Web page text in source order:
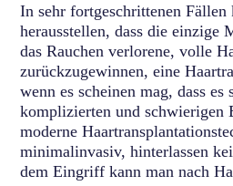
In sehr fortgeschrittenen Fällen
herausstellen, dass die einzige
das Rauchen verlorene, volle
zurückzugewinnen, eine
wenn es scheinen mag, dass es
komplizierten und schwierigen
moderne
minimalinvasiv, hinterlassen
dem Eingriff kann man nach